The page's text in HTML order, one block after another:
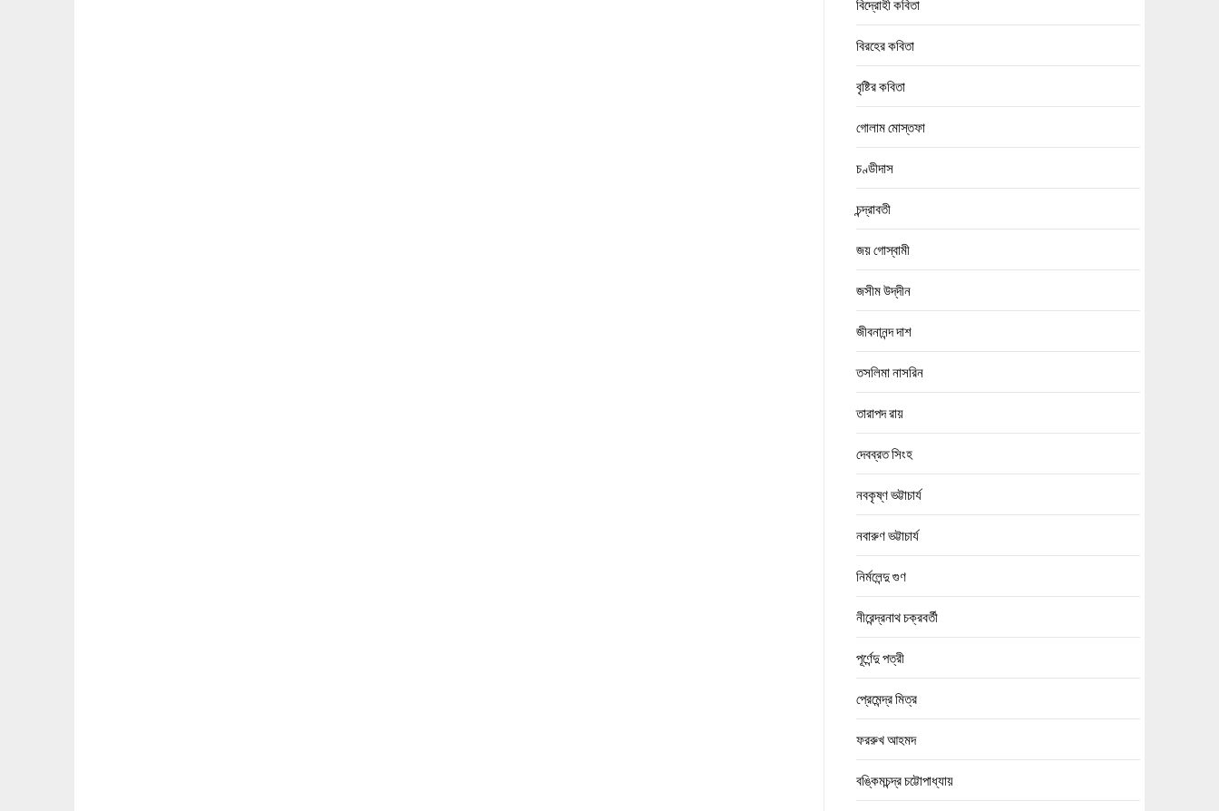
বিদ্রোহী কবিতা
বিরহের কবিতা
বৃষ্টির কবিতা
গোলাম মোস্তফা
চণ্ডীদাস
চন্দ্রাবতী
জয় গোস্বামী
জসীম উদ্‌দীন
জীবনানন্দ দাশ
তসলিমা নাসরিন
তারাপদ রায়
দেবব্রত সিংহ
নবকৃষ্ণ ভট্টাচার্য
নবারুণ ভট্টাচার্য
নির্মলেন্দু গুণ
নীরেন্দ্রনাথ চক্রবর্তী
পূর্ণেন্দু পত্রী
প্রেমেন্দ্র মিত্র
ফররুখ আহমদ
বঙ্কিমচন্দ্র চট্টোপাধ্যায়